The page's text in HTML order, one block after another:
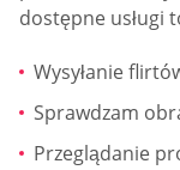
dostępne usługi
Wysyłanie
Sprawdzam
Przeglądanie